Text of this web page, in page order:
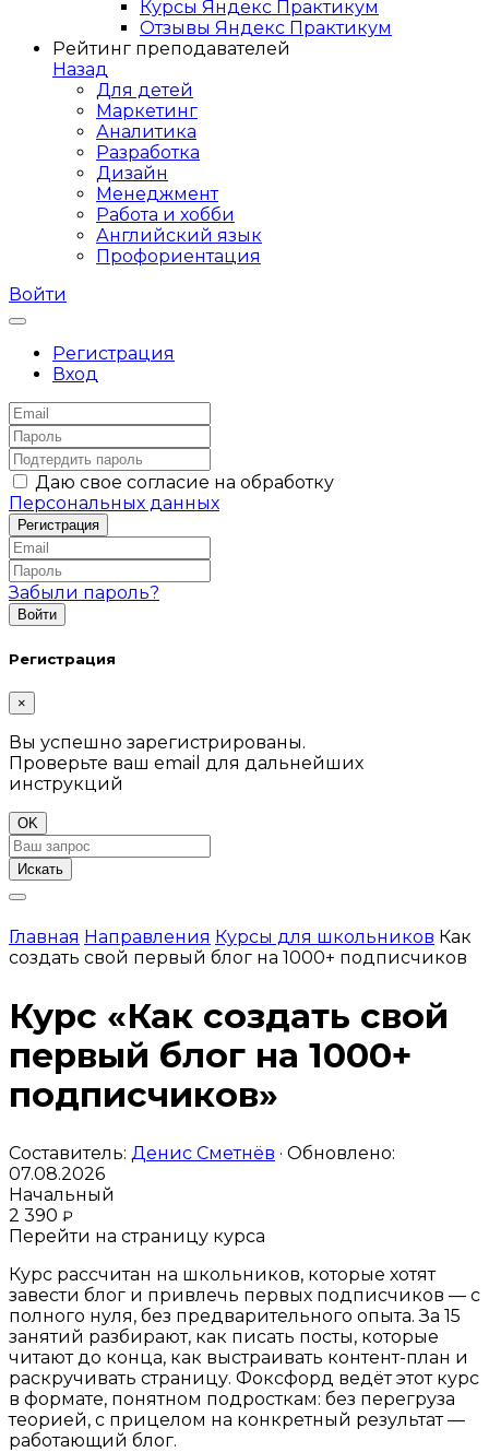
Курсы Яндекс Практикум
Отзывы Яндекс Практикум
Рейтинг преподавателей
Назад
Для детей
Маркетинг
Аналитика
Разработка
Дизайн
Менеджмент
Работа и хобби
Английский язык
Профориентация
Войти
Регистрация
Вход
Даю свое согласие на обработку
Персональных данных
Забыли пароль?
Регистрация
×
Вы успешно зарегистрированы.
Проверьте ваш email для дальнейших
инструкций
OK
Искать
Главная Направления Курсы для школьников Как
создать свой первый блог на 1000+ подписчиков
Курс «Как создать свой
первый блог на 1000+
подписчиков»
Составитель: Денис Сметнёв · Обновлено:
07.08.2026
Начальный
2 390 ₽
Перейти на страницу курса
Курс рассчитан на школьников, которые хотят
завести блог и привлечь первых подписчиков — с
полного нуля, без предварительного опыта. За 15
занятий разбирают, как писать посты, которые
читают до конца, как выстраивать контент-план и
раскручивать страницу. Фоксфорд ведёт этот курс
в формате, понятном подросткам: без перегруза
теорией, с прицелом на конкретный результат —
работающий блог.